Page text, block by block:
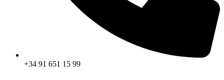
+34 91 651 15 99​​